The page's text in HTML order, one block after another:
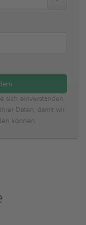
sich einverstanden
Daten, damit wir
können.